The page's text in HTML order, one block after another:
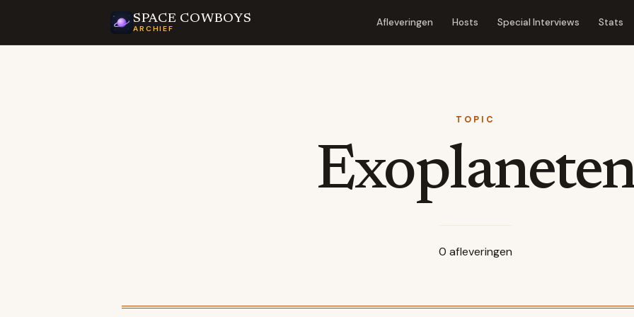
SPACE COWBOYS
ARCHIEF
Afleveringen Hosts Special Interviews Stats
TOPIC
0 afleveringen